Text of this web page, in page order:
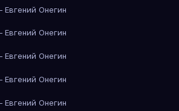
Онегин
Онегин
Онегин
Онегин
Онегин